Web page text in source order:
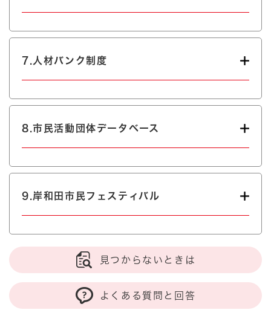
7.人材バンク制度
8.市民活動団体データベース
9.岸和田市民フェスティバル
見つからないときは
よくある質問と回答